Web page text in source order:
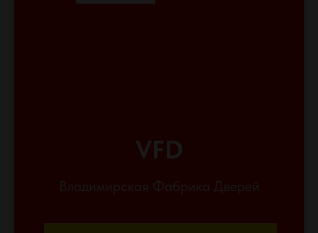
VFD
Владимирская Фабрика Дверей